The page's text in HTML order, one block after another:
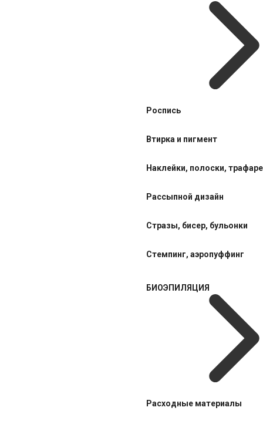
Роспись
Втирка и пигмент
Наклейки, полоски,
Рассыпной дизайн
Стразы, бисер, бульонки
Стемпинг, аэропуффинг
БИОЭПИЛЯЦИЯ
Расходные материалы